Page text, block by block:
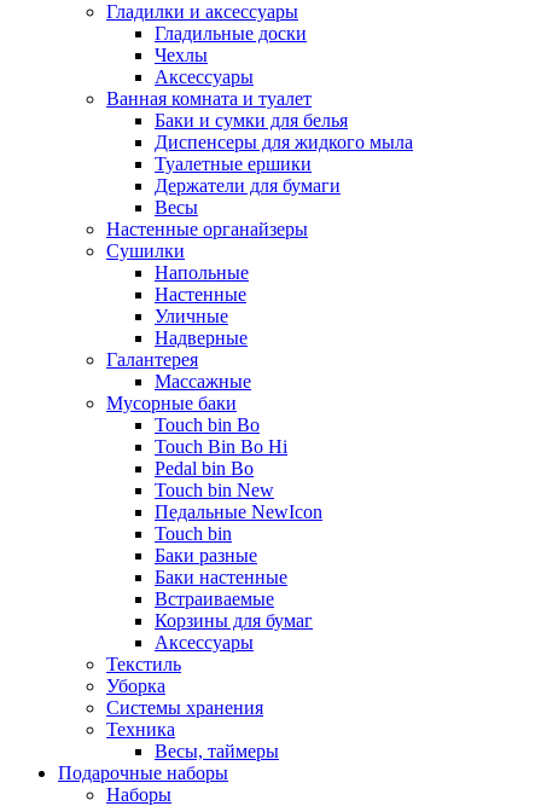
Гладилки и аксессуары
Гладильные доски
Чехлы
Аксессуары
Ванная комната и туалет
Баки и сумки для белья
Диспенсеры для жидкого мыла
Туалетные ершики
Держатели для бумаги
Весы
Настенные органайзеры
Сушилки
Напольные
Настенные
Уличные
Надверные
Галантерея
Массажные
Мусорные баки
Touch bin Bo
Touch Bin Bo Hi
Pedal bin Bo
Touch bin New
Педальные NewIcon
Touch bin
Баки разные
Баки настенные
Встраиваемые
Корзины для бумаг
Аксессуары
Текстиль
Уборка
Системы хранения
Техника
Весы, таймеры
Подарочные наборы
Наборы